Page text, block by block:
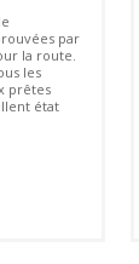
par
la route.
les
prêtes
état